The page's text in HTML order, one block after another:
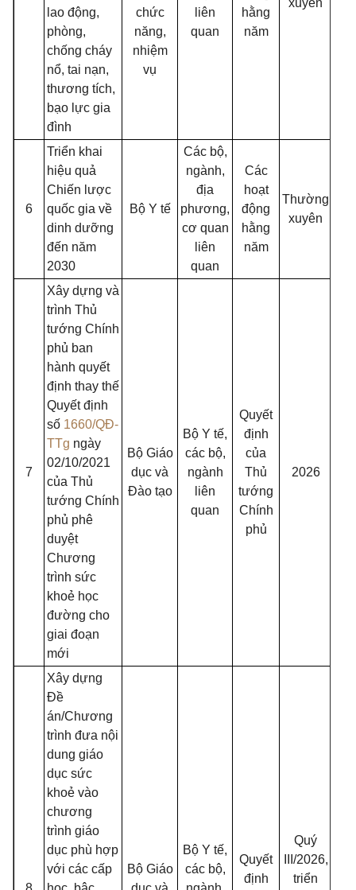
lao động,
phòng,
chống cháy
nổ, tai nạn,
thương tích,
bạo lực gia
đình
chức
năng,
nhiệm
vụ
liên
quan
hằng
năm
xuyên
6
Triển khai
hiệu quả
Chiến lược
quốc gia về
dinh dưỡng
đến năm
2030
Bộ Y tế
Các bộ,
ngành,
địa
phương,
cơ quan
liên
quan
Các
hoạt
động
hằng
năm
Thường
xuyên
7
Xây dựng và
trình Thủ
tướng Chính
phủ ban
hành quyết
định thay thế
Quyết định
số 1660/QĐ-
TTg ngày
02/10/2021
của Thủ
tướng Chính
phủ phê
duyệt
Chương
trình sức
khoẻ học
đường cho
giai đoạn
mới
Bộ Giáo
dục và
Đào tạo
Bộ Y tế,
các bộ,
ngành
liên
quan
Quyết
định
của
Thủ
tướng
Chính
phủ
2026
Xây dựng
Đề
án/Chương
trình đưa nội
dung giáo
dục sức
khoẻ vào
chương
trình giáo
dục phù hợp
với các cấp
Bộ Giáo
Bộ Y tế,
các bộ,
Quyết
định
Quý
III/2026,
triển